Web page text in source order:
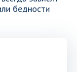
бедности